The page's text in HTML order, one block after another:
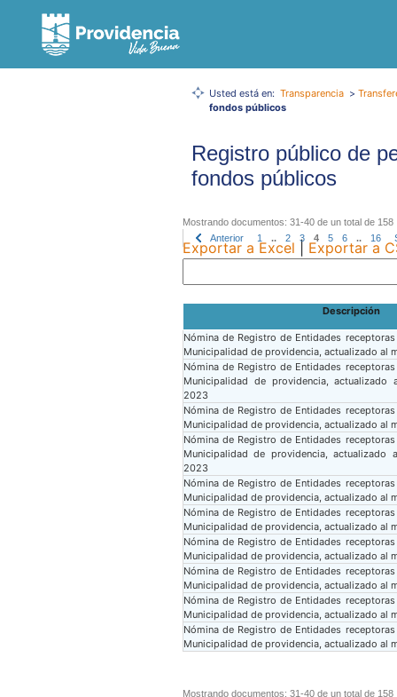
Usted está en: Transparencia >
fondos públicos
Registro público de
fondos públicos
Mostrando documentos: 31-40 de un total de 158
Anterior
1 .. 2 3 4 5 6 .. 16
Exportar a Excel Exportar a
Descripción
Nómina de Registro de Entidades
Municipalidad de providencia, actualizado al
Nómina de Registro de Entidades
Municipalidad de providencia,
2023
Nómina de Registro de Entidades
Municipalidad de providencia, actualizado al
Nómina de Registro de Entidades
Municipalidad de providencia, actualizado
2023
Nómina de Registro de Entidades
Municipalidad de providencia, actualizado al
Nómina de Registro de Entidades
Municipalidad de providencia, actualizado al
Nómina de Registro de Entidades
Municipalidad de providencia, actualizado al
Nómina de Registro de Entidades
Municipalidad de providencia, actualizado al
Nómina de Registro de Entidades
Municipalidad de providencia, actualizado al
Nómina de Registro de Entidades
Municipalidad de providencia, actualizado al
Mostrando documentos: 31-40 de un total de 158